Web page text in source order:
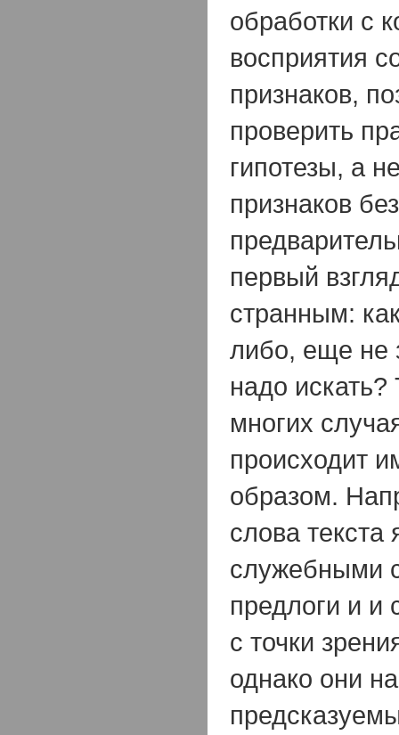
обработки с
восприятия
признаков,
проверить
гипотезы, а
признаков
первый
странным:
либо, еще не
надо
многих
происходит
образом.
слова текста
служебными
предлоги и
с точки
однако они